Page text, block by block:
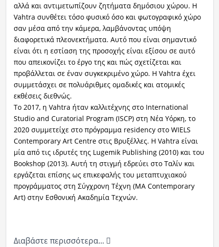
αλλά και αντιμετωπίζουν ζητήματα δημόσιου χώρου. Η
Vahtra συνθέτει τόσο φυσικό όσο και φωτογραφικό χώρο
σαν μέσα από την κάμερα, λαμβάνοντας υπόψη
διαφορετικά πλεονεκτήματα. Αυτό που είναι σημαντικό
είναι ότι η εστίαση της προσοχής είναι εξίσου σε αυτό
που απεικονίζει το έργο της και πώς σχετίζεται και
προβάλλεται σε έναν συγκεκριμένο χώρο. Η Vahtra έχει
συμμετάσχει σε πολυάριθμες ομαδικές και ατομικές
εκθέσεις διεθνώς.
Το 2017, η Vahtra ήταν καλλιτέχνης στο International
Studio and Curatorial Program (ISCP) στη Νέα Υόρκη, το
2020 συμμετείχε στο πρόγραμμα residency στο WIELS
Contemporary Art Centre στις Βρυξέλλες. H Vahtra είναι
μία από τις ιδρυτές της Lugemik Publishing (2010) και του
Bookshop (2013). Αυτή τη στιγμή εδρεύει στο Tαλίν και
εργάζεται επίσης ως επικεφαλής του μεταπτυχιακού
προγράμματος στη Σύγχρονη Τέχνη (MA Contemporary
Art) στην Εσθονική Ακαδημία Τεχνών.
Διαβάστε περισσότερα...